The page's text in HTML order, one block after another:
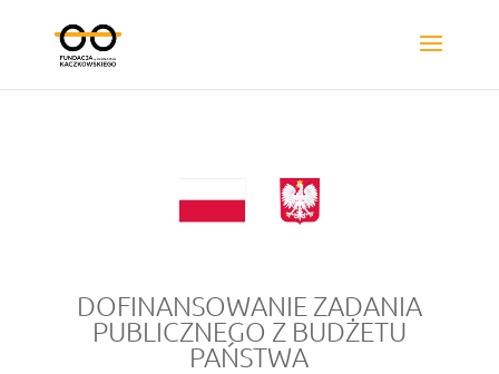
DOFINANSOWANIE ZADANIA
PUBLICZNEGO Z BUDŻETU
PAŃSTWA